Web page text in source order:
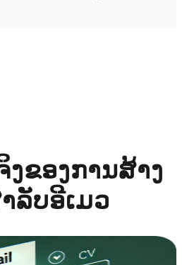
ຂອງການສ້າງ
ລັບອີເມວ